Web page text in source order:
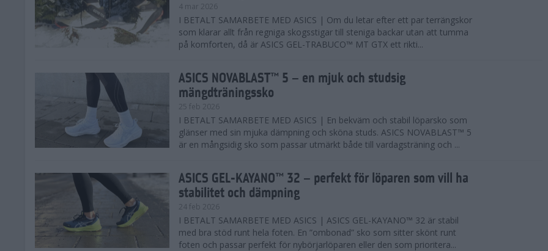
4 mar 2026
I BETALT SAMARBETE MED ASICS | Om du letar efter ett par terrängskor
som klarar allt från regniga skogsstigar till steniga backar utan att tumma
på komforten, då är ASICS GEL-TRABUCO™ MT GTX ett rikti...
ASICS NOVABLAST™ 5 – en mjuk och studsig
mängdträningssko
25 feb 2026
I BETALT SAMARBETE MED ASICS | En bekväm och stabil löparsko som
glänser med sin mjuka dämpning och sköna studs. ASICS NOVABLAST™ 5
är en mångsidig sko som passar utmärkt både till vardagsträning och ...
ASICS GEL-KAYANO™ 32 – perfekt för löparen som vill ha
stabilitet och dämpning
24 feb 2026
I BETALT SAMARBETE MED ASICS | ASICS GEL-KAYANO™ 32 är stabil
med bra stöd runt hela foten. En ”ombonad” sko som sitter skönt runt
foten och passar perfekt för nybörjarlöparen eller den som prioritera...